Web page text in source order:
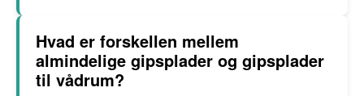
Hvad er forskellen mellem
almindelige gipsplader og gipsplader
til vådrum?